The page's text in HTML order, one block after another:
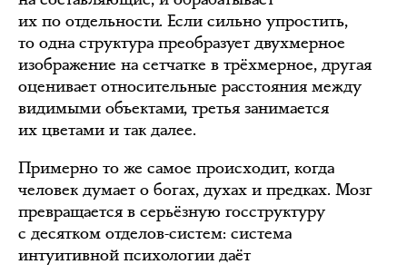
их по отдельности. Если сильно упростить,
то одна структура преобразует двухмерное
изображение на сетчатке в трёхмерное, другая
оценивает относительные расстояния между
видимыми объектами, третья занимается
их цветами и так далее.
Примерно то же самое происходит, когда
человек думает о богах, духах и предках. Мозг
превращается в серьёзную госструктуру
с десятком отделов-систем: система
интуитивной психологии даёт